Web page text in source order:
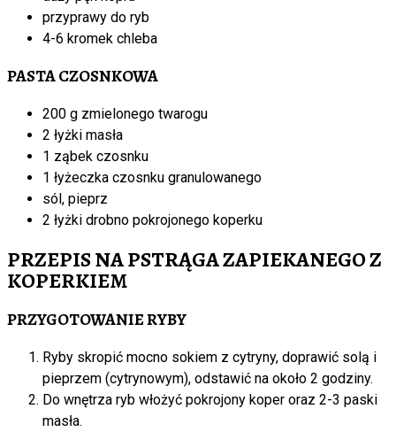
przyprawy do ryb
4-6 kromek chleba
PASTA CZOSNKOWA
200 g zmielonego twarogu
2 łyżki masła
1 ząbek czosnku
1 łyżeczka czosnku granulowanego
sól, pieprz
2 łyżki drobno pokrojonego koperku
PRZEPIS NA PSTRĄGA ZAPIEKANEGO Z
KOPERKIEM
PRZYGOTOWANIE RYBY
Ryby skropić mocno sokiem z cytryny, doprawić solą i
pieprzem (cytrynowym), odstawić na około 2 godziny.
Do wnętrza ryb włożyć pokrojony koper oraz 2-3 paski
masła.